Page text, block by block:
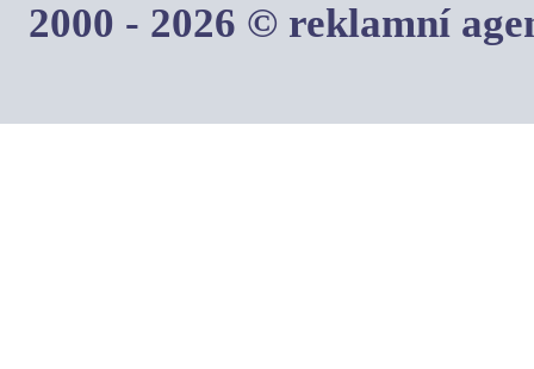
2000 - 2026 © reklamní